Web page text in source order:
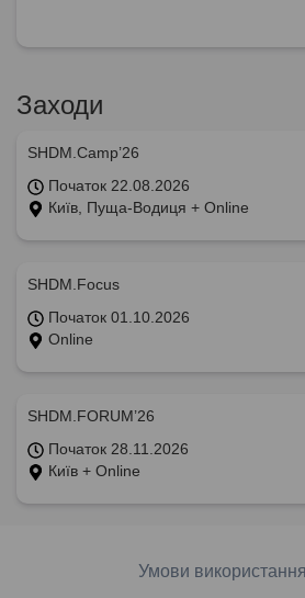
Заходи
SHDM.Camp’26
Початок 22.08.2026
Київ, Пуща-Водиця + Online
SHDM.Focus
Початок 01.10.2026
Online
SHDM.FORUM’26
Початок 28.11.2026
Київ + Online
Умови